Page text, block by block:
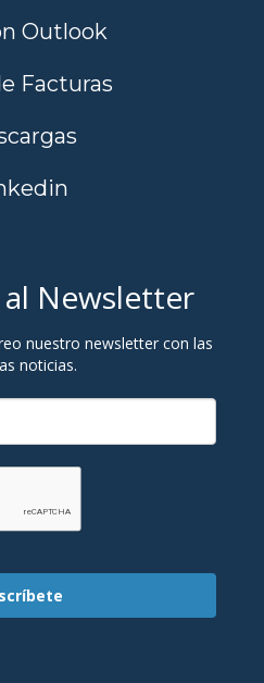
Outlook
Facturas
Newsletter
nuestro newsletter con las
noticias.